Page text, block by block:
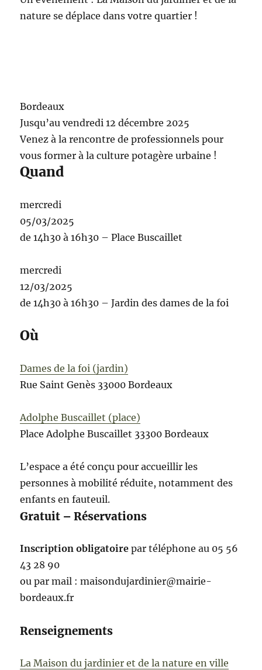
nature se déplace dans votre quartier !
Bordeaux
Jusqu’au vendredi 12 décembre 2025
Venez à la rencontre de professionnels pour
vous former à la culture potagère urbaine !
Quand
mercredi
05/03/2025
de 14h30 à 16h30 – Place Buscaillet
mercredi
12/03/2025
de 14h30 à 16h30 – Jardin des dames de la foi
Où
Dames de la foi (jardin)
Rue Saint Genès 33000 Bordeaux
Adolphe Buscaillet (place)
Place Adolphe Buscaillet 33300 Bordeaux
L’espace a été conçu pour accueillir les
personnes à mobilité réduite, notamment des
enfants en fauteuil.
Gratuit –Réservations
Inscription obligatoire par téléphone au 05 56
43 28 90
ou par mail : maisondujardinier@mairie-
bordeaux.fr
Renseignements
La Maison du jardinier et de la nature en ville